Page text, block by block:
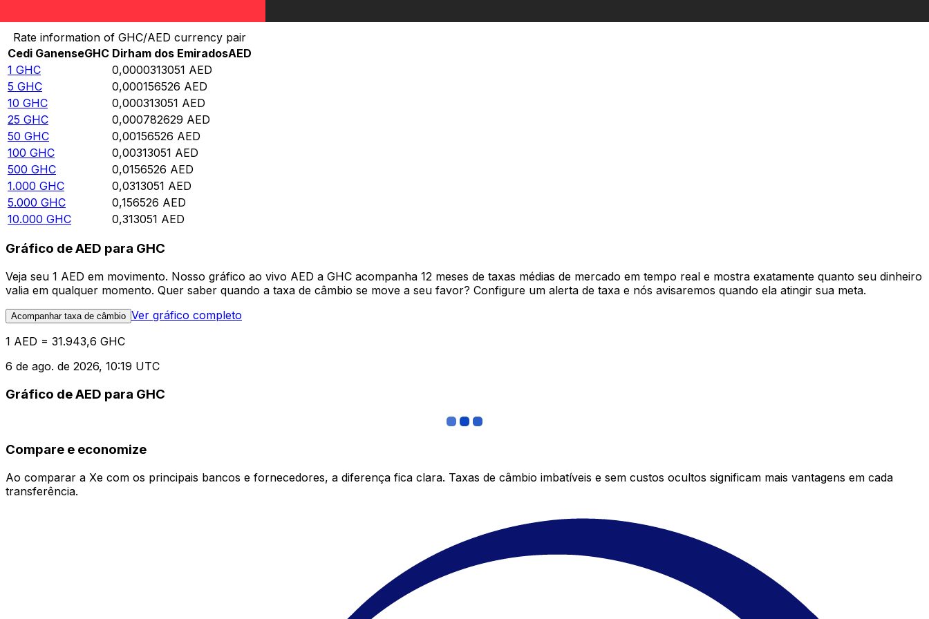
Rate information of GHC/AED currency pair
Cedi GanenseGHC Dirham dos EmiradosAED
1 GHC 0,0000313051 AED
5 GHC 0,000156526 AED
10 GHC 0,000313051 AED
25 GHC 0,000782629 AED
50 GHC 0,00156526 AED
100 GHC 0,00313051 AED
500 GHC 0,0156526 AED
1.000 GHC 0,0313051 AED
5.000 GHC 0,156526 AED
10.000 GHC 0,313051 AED
Gráfico de AED para GHC
Veja seu 1 AED em movimento. Nosso gráfico ao vivo AED a GHC acompanha 12 meses de taxas médias de mercado em tempo real e mostra exatamente quanto seu dinheiro
valia em qualquer momento. Quer saber quando a taxa de câmbio se move a seu favor? Configure um alerta de taxa e nós avisaremos quando ela atingir sua meta.
Acompanhar taxa de câmbio Ver gráfico completo
1 AED = 31.943,6 GHC
6 de ago. de 2026, 10:19 UTC
Gráfico de AED para GHC
Compare e economize
Ao comparar a Xe com os principais bancos e fornecedores, a diferença fica clara. Taxas de câmbio imbatíveis e sem custos ocultos significam mais vantagens em cada
transferência.